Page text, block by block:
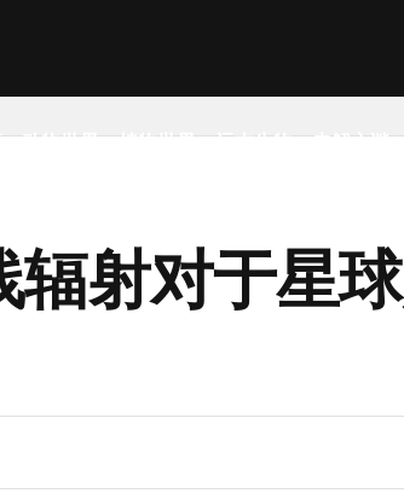
动物世界 植物世界 远古生物 未解之谜
射对于星